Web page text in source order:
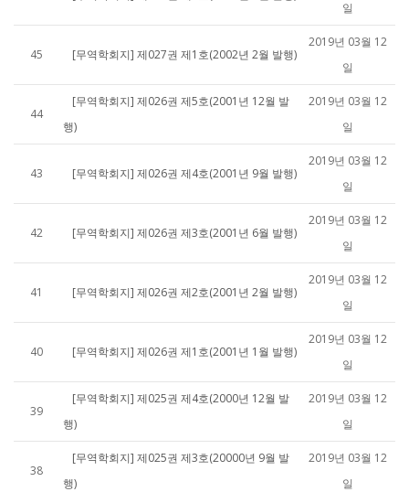
일
45 [무역학회지] 제027권 제1호(2002년 2월 발행)
2019년 03월 12
일
44
[무역학회지] 제026권 제5호(2001년 12월 발
행)
2019년 03월 12
일
43 [무역학회지] 제026권 제4호(2001년 9월 발행)
2019년 03월 12
일
42 [무역학회지] 제026권 제3호(2001년 6월 발행)
2019년 03월 12
일
41 [무역학회지] 제026권 제2호(2001년 2월 발행)
2019년 03월 12
일
40 [무역학회지] 제026권 제1호(2001년 1월 발행)
2019년 03월 12
일
39
[무역학회지] 제025권 제4호(2000년 12월 발
행)
2019년 03월 12
일
38
[무역학회지] 제025권 제3호(20000년 9월 발
행)
2019년 03월 12
일